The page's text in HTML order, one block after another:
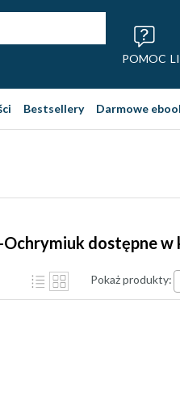
POMOC
Bestsellery Darmowe
dostępne
Pokaż produkty: